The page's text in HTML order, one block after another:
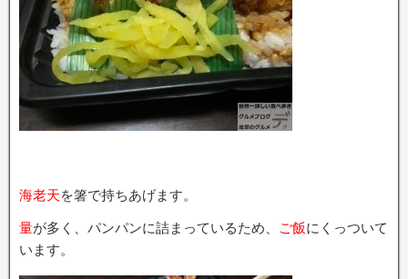
海老天を箸で持ちあげます。
量が多く、パンパンに詰まっているため、 ご飯にくっついて
います。